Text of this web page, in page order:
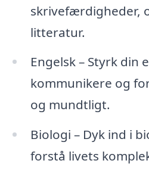
skrivefærdigheder,
litteratur.
Engelsk – Styrk din
kommunikere og
og mundtligt.
Biologi – Dyk ind i
forstå livets